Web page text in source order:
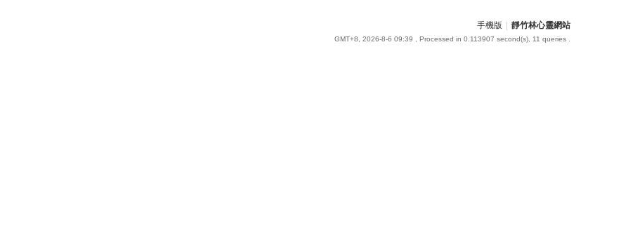
手機版 靜竹林心靈網站
GMT+8, 2026-8-6 09:39 , Processed in 0.113907 second(s), 11 queries .